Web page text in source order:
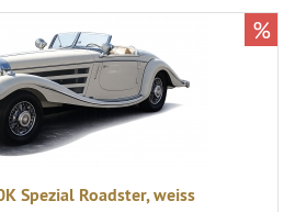
Spezial Roadster, weiss
%